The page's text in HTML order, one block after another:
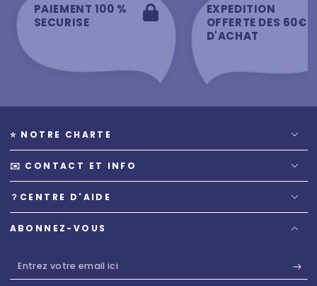
PAIEMENT 100 %
SECURISE
EXPEDITION
OFFERTE DES 60€
D'ACHAT
⭐️ NOTRE CHARTE
✉️ CONTACT ET INFO
？CENTRE D'AIDE
ABONNEZ-VOUS
Entrez